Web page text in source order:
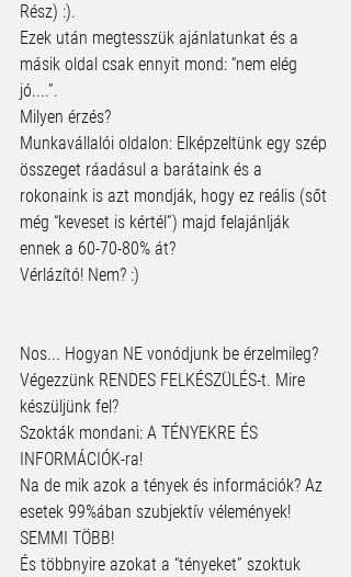
Rész) :).
Ezek után megtesszük ajánlatunkat és a
másik oldal csak ennyit mond: “nem elég
jó....”.
Milyen érzés?
Munkavállalói oldalon: Elképzeltünk egy szép
összeget ráadásul a barátaink és a
rokonaink is azt mondják, hogy ez reális (sőt
még “keveset is kértél”) majd felajánlják
ennek a 60-70-80% át?
Vérlázító! Nem? :)
Nos... Hogyan NE vonódjunk be érzelmileg?
Végezzünk RENDES FELKÉSZÜLÉS-t. Mire
készüljünk fel?
Szokták mondani: A TÉNYEKRE ÉS
INFORMÁCIÓK-ra!
Na de mik azok a tények és információk? Az
esetek 99%ában szubjektív vélemények!
SEMMI TÖBB!
És többnyire azokat a “tényeket” szoktuk